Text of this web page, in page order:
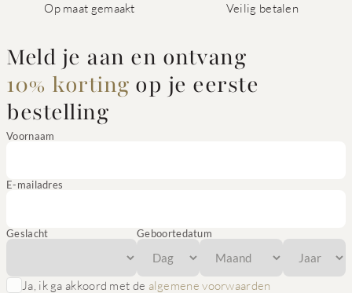
Op maat gemaakt Veilig betalen
Meld je aan en ontvang
10% korting op je eerste
bestelling
Voornaam
E-mailadres
Geslacht Geboortedatum
Ja, ik ga akkoord met de algemene voorwaarden